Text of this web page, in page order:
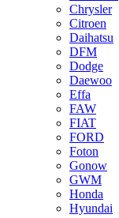
Chrysler
Citroen
Daihatsu
DFM
Dodge
Daewoo
Effa
FAW
FIAT
FORD
Foton
Gonow
GWM
Honda
Hyundai